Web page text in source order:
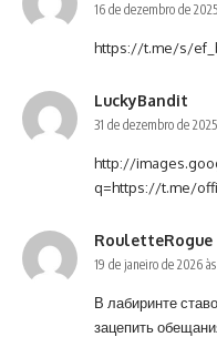
16 de dezembro de
https://t.me/s/
LuckyBandit
31 de dezembro de
http://
q=https://t.me/
RouletteRogue
19 de janeiro de 2026 às
В лабиринте
зацепить